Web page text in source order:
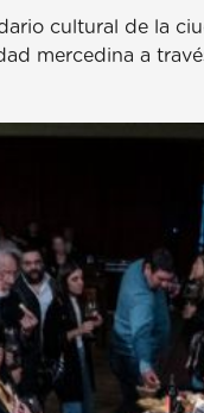
cultural de la
mercedina a